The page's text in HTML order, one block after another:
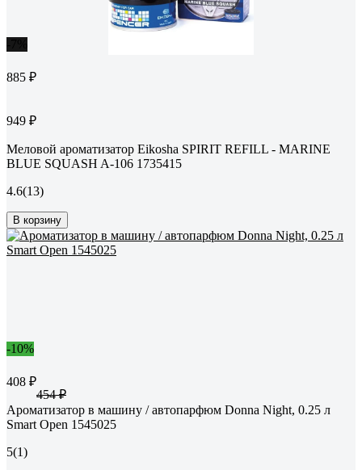
885 ₽
949 ₽
Меловой ароматизатор Eikosha SPIRIT REFILL - MARINE
BLUE SQUASH A-106 1735415
4.6(13)
В корзину
-10%
408 ₽
454 ₽
Ароматизатор в машину / автопарфюм Donna Night, 0.25 л
Smart Open 1545025
5(1)